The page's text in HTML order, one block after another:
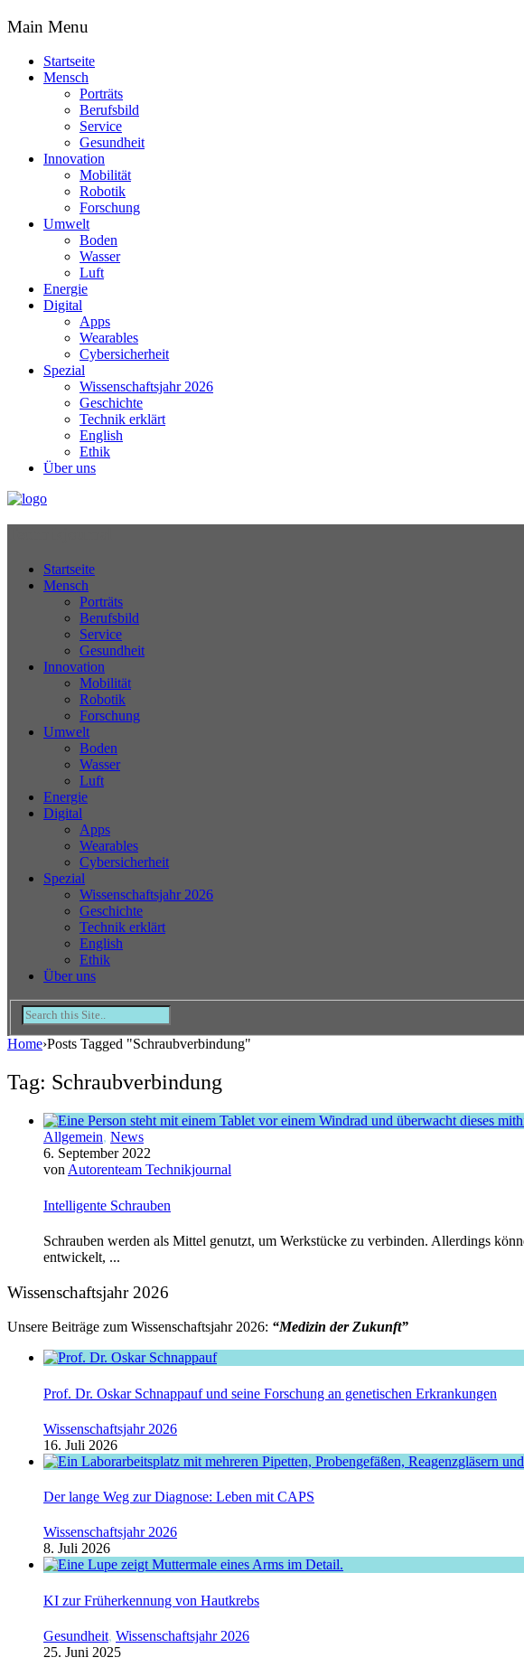
Main Menu
Startseite
Mensch
Porträts
Berufsbild
Service
Gesundheit
Innovation
Mobilität
Robotik
Forschung
Umwelt
Boden
Wasser
Luft
Energie
Digital
Apps
Wearables
Cybersicherheit
Spezial
Wissenschaftsjahr 2026
Geschichte
Technik erklärt
English
Ethik
Über uns
Startseite
Mensch
Porträts
Berufsbild
Service
Gesundheit
Innovation
Mobilität
Robotik
Forschung
Umwelt
Boden
Wasser
Luft
Energie
Digital
Apps
Wearables
Cybersicherheit
Spezial
Wissenschaftsjahr 2026
Geschichte
Technik erklärt
English
Ethik
Über uns
Home›Posts Tagged "Schraubverbindung"
Tag: Schraubverbindung
Allgemein, News
6. September 2022
von Autorenteam Technikjournal
Intelligente Schrauben
Schrauben werden als Mittel genutzt, um Werkstücke zu verbinden. Allerdings
entwickelt, ...
Wissenschaftsjahr 2026
Unsere Beiträge zum Wissenschaftsjahr 2026: “Medizin der Zukunft”
Prof. Dr. Oskar Schnappauf und seine Forschung an genetischen Erkrankungen
Wissenschaftsjahr 2026
16. Juli 2026
Der lange Weg zur Diagnose: Leben mit CAPS
Wissenschaftsjahr 2026
8. Juli 2026
KI zur Früherkennung von Hautkrebs
Gesundheit, Wissenschaftsjahr 2026
25. Juni 2025